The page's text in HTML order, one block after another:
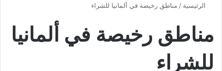
الرئيسية / مناطق رخيصة في ألمانيا للشراء
مناطق رخيصة في ألمانيا
للشراء